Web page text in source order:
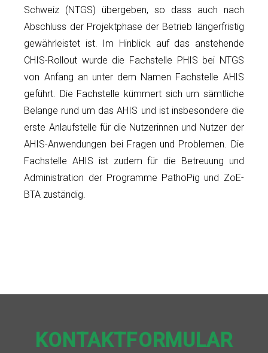
Schweiz (NTGS) übergeben, so dass auch nach
Abschluss der Projektphase der Betrieb längerfristig
gewährleistet ist. Im Hinblick auf das anstehende
CHIS-Rollout wurde die Fachstelle PHIS bei NTGS
von Anfang an unter dem Namen Fachstelle AHIS
geführt. Die Fachstelle kümmert sich um sämtliche
Belange rund um das AHIS und ist insbesondere die
erste Anlaufstelle für die Nutzerinnen und Nutzer der
AHIS-Anwendungen bei Fragen und Problemen. Die
Fachstelle AHIS ist zudem für die Betreuung und
Administration der Programme PathoPig und ZoE-
BTA zuständig.
KONTAKTFORMULAR